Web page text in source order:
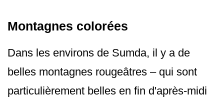
Montagnes colorées
Dans les environs de Sumda, il y a de
belles montagnes rougeâtres – qui sont
particulièrement belles en fin d'après-midi